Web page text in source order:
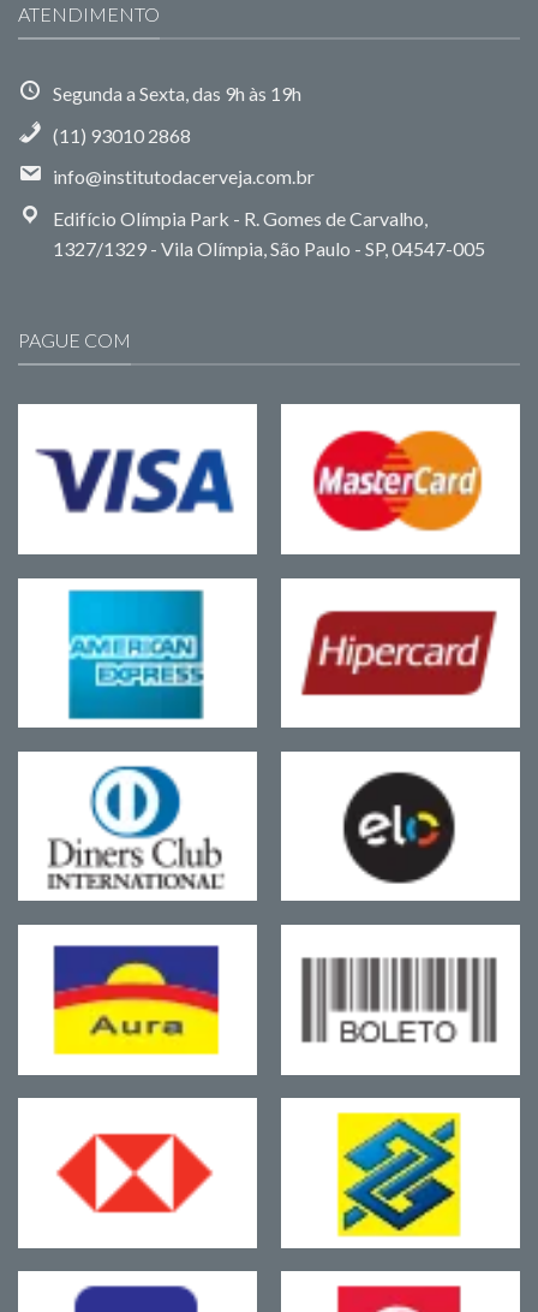
ATENDIMENTO
Segunda a Sexta, das 9h às 19h
(11) 93010 2868
info@institutodacerveja.com.br
Edifício Olímpia Park - R. Gomes de Carvalho,
1327/1329 - Vila Olímpia, São Paulo - SP, 04547-005
PAGUE COM